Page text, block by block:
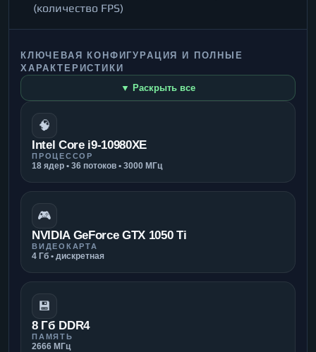
(количество FPS)
КЛЮЧЕВАЯ КОНФИГУРАЦИЯ И ПОЛНЫЕ
ХАРАКТЕРИСТИКИ
▼ Раскрыть все
🧠
Intel Core i9-10980XE
ПРОЦЕССОР
18 ядер • 36 потоков • 3000 МГц
🎮
NVIDIA GeForce GTX 1050 Ti
ВИДЕОКАРТА
4 Гб • дискретная
💾
8 Гб DDR4
ПАМЯТЬ
2666 МГц